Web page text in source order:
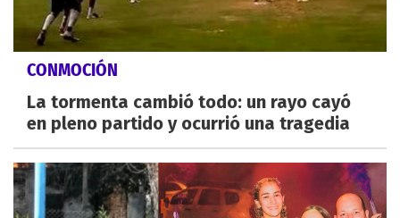
CONMOCIÓN
La tormenta cambió todo: un rayo cayó
en pleno partido y ocurrió una tragedia